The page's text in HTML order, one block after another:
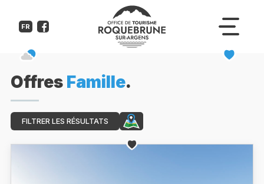
FR
Offres Famille.
FILTRER LES RÉSULTATS